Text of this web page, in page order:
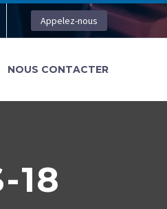
Appelez-nous
NOUS CONTACTER
18